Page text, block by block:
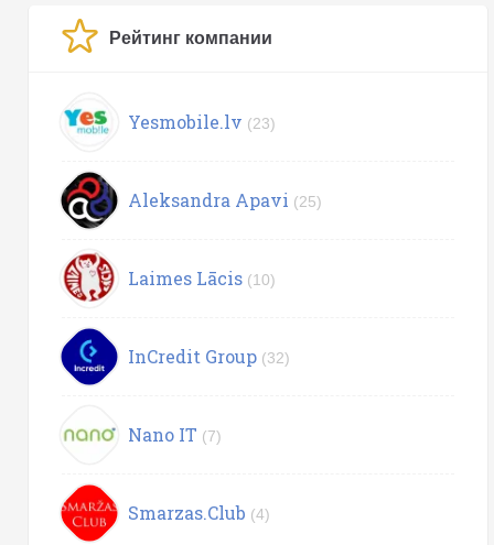
Рейтинг компании
Yesmobile.lv (23)
Aleksandra Apavi (25)
Laimes Lācis (10)
InCredit Group (32)
Nano IT (7)
Smarzas.Club (4)